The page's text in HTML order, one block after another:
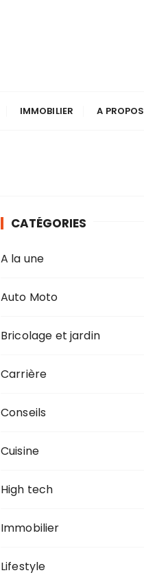
IMMOBILIER A PROPOS
CATÉGORIES
A la une
Auto Moto
Bricolage et jardin
Carrière
Conseils
Cuisine
High tech
Immobilier
Lifestyle